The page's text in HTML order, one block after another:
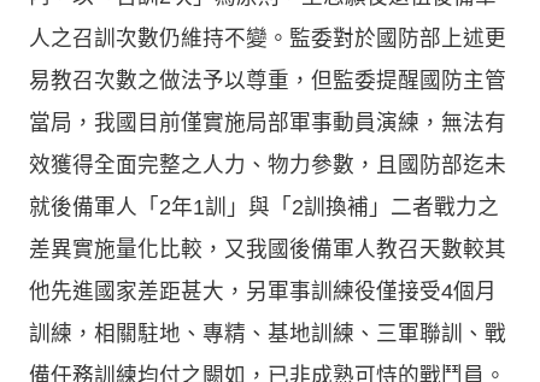
人之召訓次數仍維持不變。監委對於國防部上述更
易教召次數之做法予以尊重，但監委提醒國防主管
當局，我國目前僅實施局部軍事動員演練，無法有
效獲得全面完整之人力、物力參數，且國防部迄未
就後備軍人「2年1訓」與「2訓換補」二者戰力之
差異實施量化比較，又我國後備軍人教召天數較其
他先進國家差距甚大，另軍事訓練役僅接受4個月
訓練，相關駐地、專精、基地訓練、三軍聯訓、戰
備任務訓練均付之闕如，已非成熟可恃的戰鬥員。